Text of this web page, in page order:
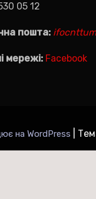
05 12
пошта:
мережі: Facebook
на WordPress